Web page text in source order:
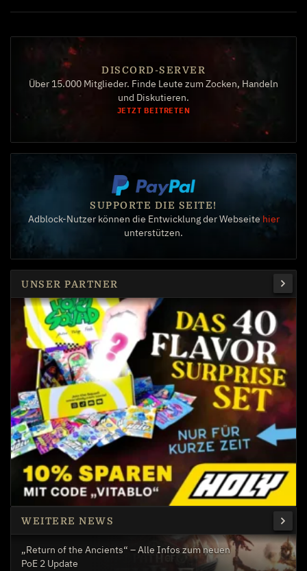
DISCORD-SERVER
Über 15.000 Mitglieder. Finde Leute zum Zocken, Handeln
und Diskutieren.
JETZT BEITRETEN
SUPPORTE DIE SEITE!
Adblock-Nutzer können die Entwicklung der Webseite hier
unterstützen.
UNSER PARTNER
WEITERE NEWS
„Return of the Ancients“ – Alle Infos zum neuen
PoE 2 Update